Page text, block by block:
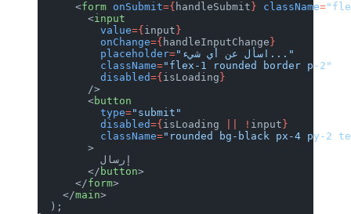
      <
form onSubmit={handleSubmit className=
        <
input
          value
={input
          onChange
={handleInputChange
          placeholder
=
"اسأل عن أي شيء..."
          className
= "flex-1 rounded border p-2"
          disabled
={isLoading
        />
        <
button
          type
= "submit"
          disabled
={isLoading !input
          className
= "rounded bg-black px-4 py-
        >
          إرسال
        </
button
      </
form
    </
main
  );